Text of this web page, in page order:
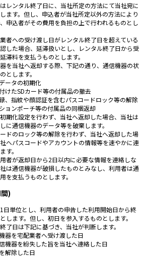
レンタル終了日に、当社所定の方法にて当社宛に
ます。但し、申込者が当社所定以外の方法により
申込者がその費用を負担の上で行われるものとし
者への受け渡し日がレンタル終了日を超えている
した場合、延滞扱いとし、レンタル終了日から受
滞料を支払うものとします。
を当社へ返却する際、下記の通り、通信機器の状
とします。
ータの初期化
けたSDカード等の付属品の撤去
、指紋や顔認証を含むパスコードロック等の解除
ョンポーチ等の付属品の同梱返却
期化設定を行わず、当社へ返却した場合、当社は
に通信機器のデータ等を破棄します。
ドのロック等の解除を行わず、当社へ返却した場
へパスコードやアカウントの情報等を速やかに連
す。
者が返却日から2日以内に必要な情報を連絡しな
は通信機器が破損したものとみなし、利用者は通
を支払うものとします。
)
日単位とし、利用者の申告した利用開始日から終
します。但し、初日を参入するものとします。
了日は下記に基づき、当社が判断します。
器を宅配業者へ受け渡した日
機器を紛失した旨を当社へ連絡した日
解除した日